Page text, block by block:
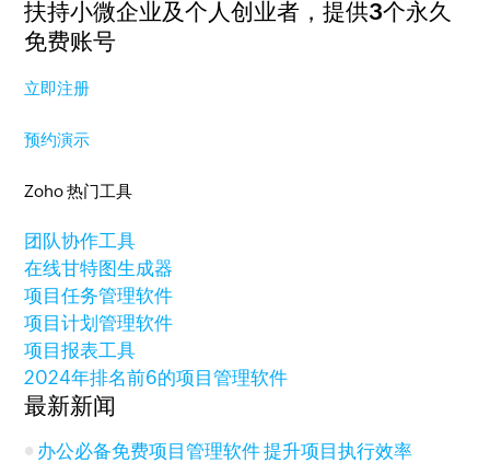
扶持小微企业及个人创业者，提供3个永久
免费账号
立即注册
预约演示
Zoho 热门工具
团队协作工具
在线甘特图生成器
项目任务管理软件
项目计划管理软件
项目报表工具
2024年排名前6的项目管理软件
最新新闻
办公必备免费项目管理软件 提升项目执行效率